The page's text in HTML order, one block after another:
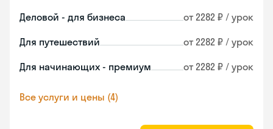
Деловой - для бизнеса от 2282 ₽ / урок
Для путешествий от 2282 ₽ / урок
Для начинающих - премиум от 2282 ₽ / урок
Все услуги и цены (4)